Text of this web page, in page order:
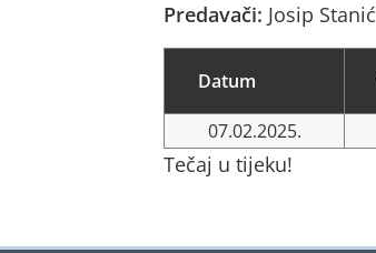
Predavači: Josip Stanić
Datum
07.02.2025.
Tečaj u tijeku!